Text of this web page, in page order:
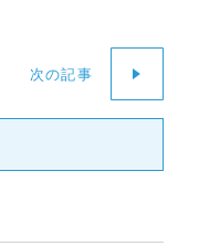
次の記事